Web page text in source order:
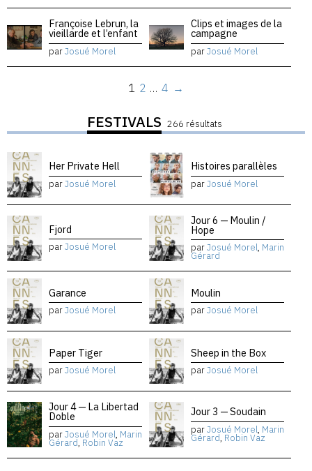
Françoise Lebrun, la
vieillarde et l’enfant
parJosué Morel
Clips et images de la
campagne
parJosué Morel
1 2 … 4 →
FESTIVALS 266 résultats
Her Private Hell
parJosué Morel
Histoires parallèles
parJosué Morel
Fjord
parJosué Morel
Jour 6 — Moulin /
Hope
parJosué Morel, Marin
Gérard
Garance
parJosué Morel
Moulin
parJosué Morel
Paper Tiger
parJosué Morel
Sheep in the Box
parJosué Morel
Jour 4 — La Libertad
Doble
parJosué Morel, Marin
Gérard, Robin Vaz
Jour 3 — Soudain
parJosué Morel, Marin
Gérard, Robin Vaz